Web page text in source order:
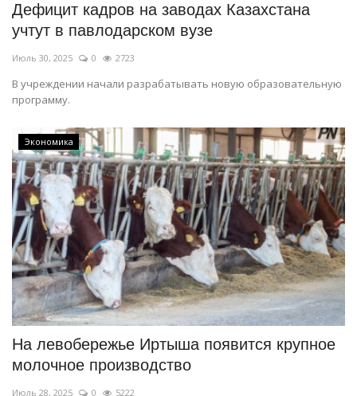
Дефицит кадров на заводах Казахстана
учтут в павлодарском вузе
Июль 30, 2025 0 2723
В учреждении начали разрабатывать новую образовательную
программу.
Экономика
На левобережье Иртыша появится крупное
молочное производство
Июль 28, 2025 0 5222